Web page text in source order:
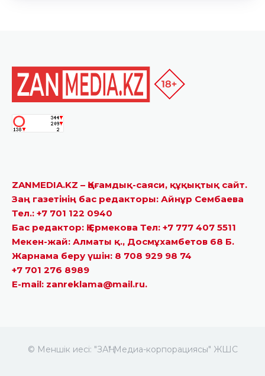
ZANMEDIA.KZ – Қоғамдық-саяси, құқықтық сайт.
Заң газетінің бас редакторы: Айнұр Сембаева
Тел.: +7 701 122 0940
Бас редактор: Қ.Ермекова Тел: +7 777 407 5511
Мекен-жай: Алматы қ., Досмұхамбетов 68 Б.
Жарнама беру үшін: 8 708 929 98 74
+7 701 276 8989
E-mail: zanreklama@mail.ru.
© Меншік иесі: "ЗАҢ" Медиа-корпорациясы" ЖШС